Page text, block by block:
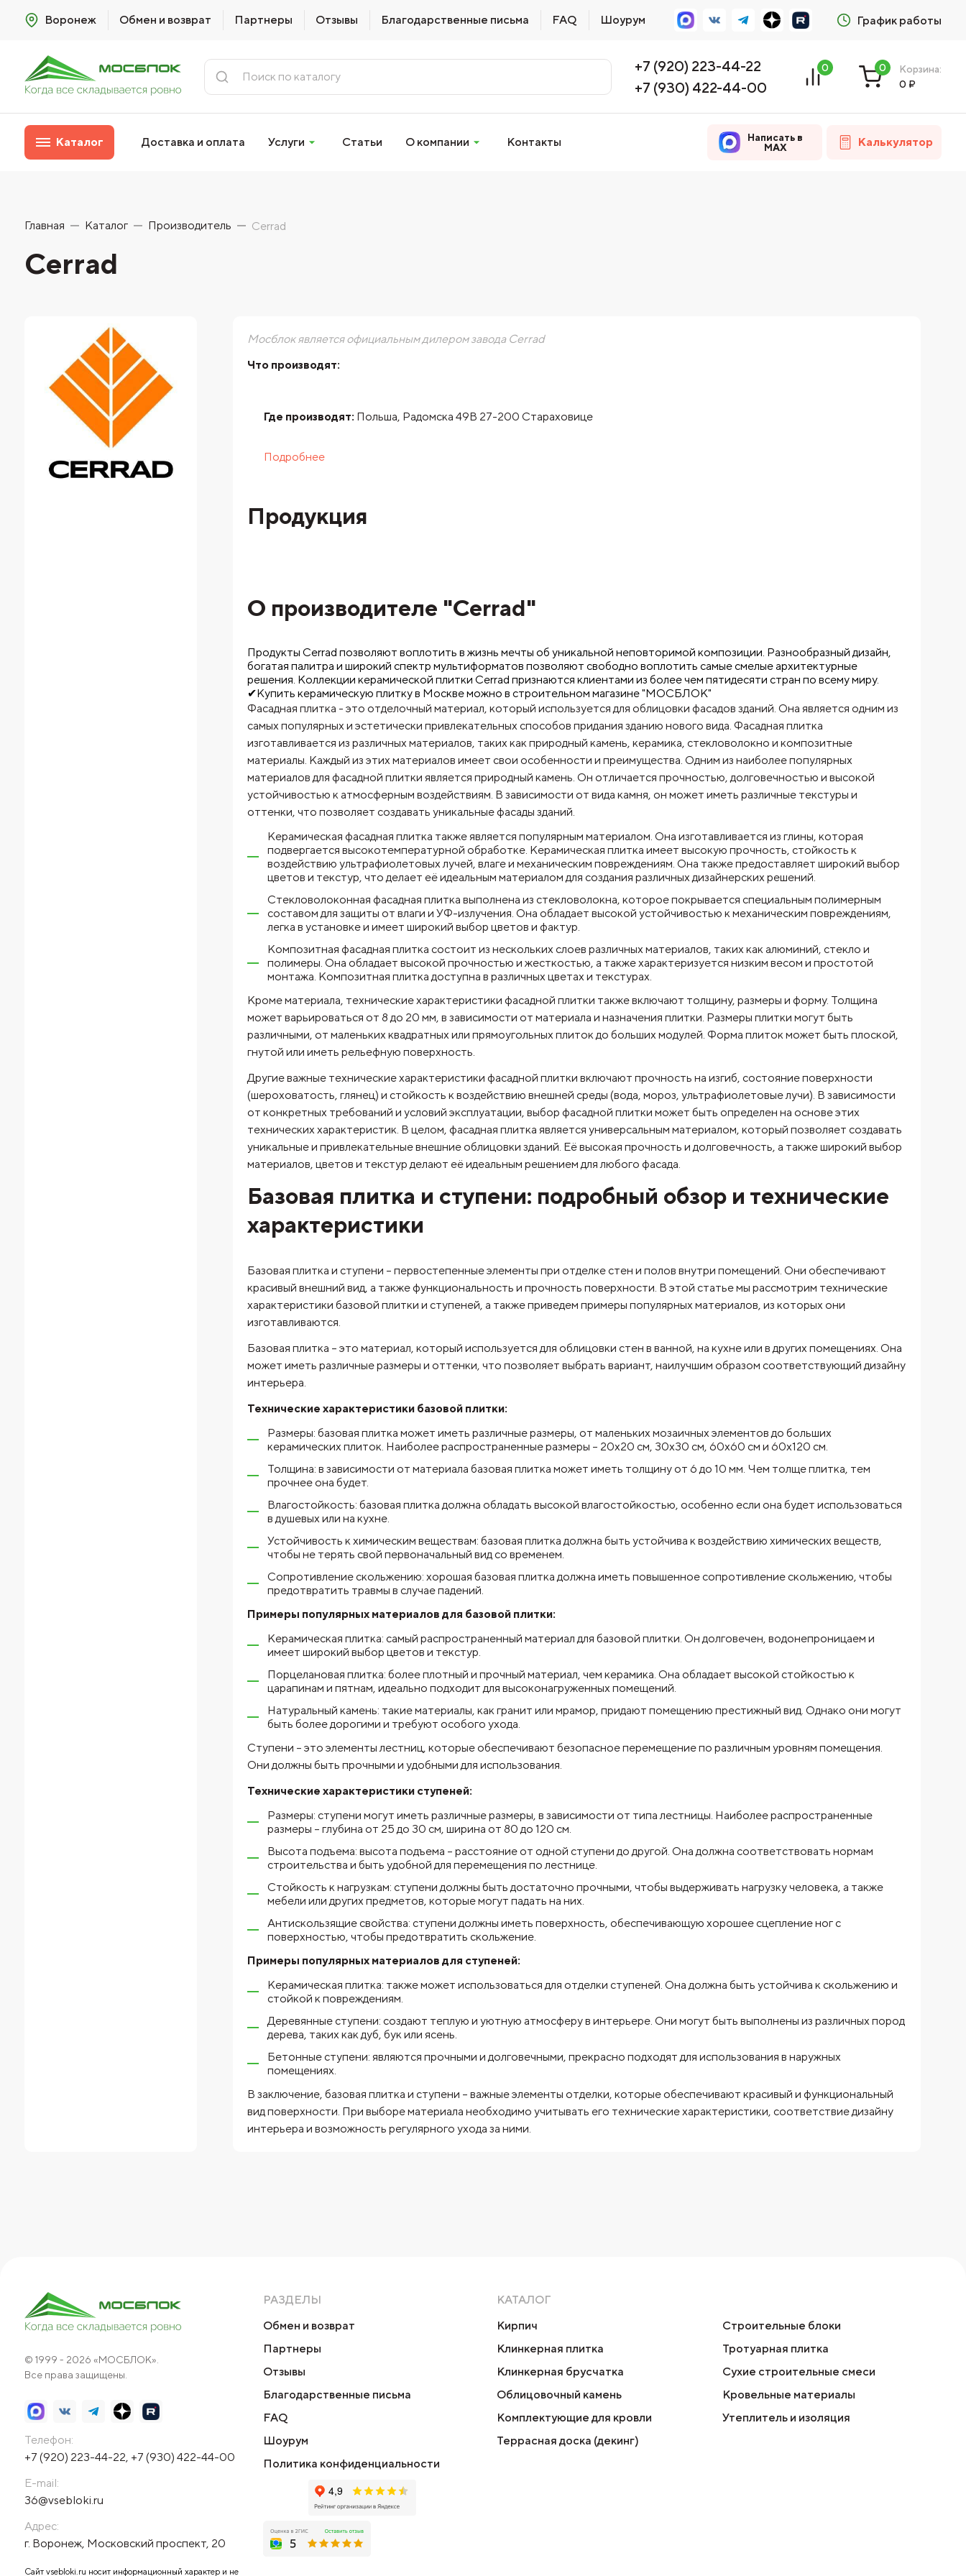
Воронеж Обмен и возврат Партнеры Отзывы Благодарственные письма FAQ Шоурум График работы
+7 (920) 223-44-22
+7 (930) 422-44-00
0 0
Корзина:
0 ₽
Каталог Доставка и оплата Услуги Статьи О компании Контакты
Написать в
MAX
Калькулятор
Главная Каталог Производитель Cerrad
Cerrad
Мосблок является официальным дилером завода Cerrad
Что производят:
Где производят: Польша, Радомска 49B 27-200 Стараховице
Подробнее
Продукция
О производителе "Cerrad"
Продукты Cerrad позволяют воплотить в жизнь мечты об уникальной неповторимой композиции. Разнообразный дизайн,
богатая палитра и широкий спектр мультиформатов позволяют свободно воплотить самые смелые архитектурные
решения. Коллекции керамической плитки Cerrad признаются клиентами из более чем пятидесяти стран по всему миру.
✔Купить керамическую плитку в Москве можно в строительном магазине "МОСБЛОК"
Фасадная плитка - это отделочный материал, который используется для облицовки фасадов зданий. Она является одним из
самых популярных и эстетически привлекательных способов придания зданию нового вида. Фасадная плитка
изготавливается из различных материалов, таких как природный камень, керамика, стекловолокно и композитные
материалы. Каждый из этих материалов имеет свои особенности и преимущества. Одним из наиболее популярных
материалов для фасадной плитки является природный камень. Он отличается прочностью, долговечностью и высокой
устойчивостью к атмосферным воздействиям. В зависимости от вида камня, он может иметь различные текстуры и
оттенки, что позволяет создавать уникальные фасады зданий.
Керамическая фасадная плитка также является популярным материалом. Она изготавливается из глины, которая
подвергается высокотемпературной обработке. Керамическая плитка имеет высокую прочность, стойкость к
воздействию ультрафиолетовых лучей, влаге и механическим повреждениям. Она также предоставляет широкий выбор
цветов и текстур, что делает её идеальным материалом для создания различных дизайнерских решений.
Стекловолоконная фасадная плитка выполнена из стекловолокна, которое покрывается специальным полимерным
составом для защиты от влаги и УФ-излучения. Она обладает высокой устойчивостью к механическим повреждениям,
легка в установке и имеет широкий выбор цветов и фактур.
Композитная фасадная плитка состоит из нескольких слоев различных материалов, таких как алюминий, стекло и
полимеры. Она обладает высокой прочностью и жесткостью, а также характеризуется низким весом и простотой
монтажа. Композитная плитка доступна в различных цветах и текстурах.
Кроме материала, технические характеристики фасадной плитки также включают толщину, размеры и форму. Толщина
может варьироваться от 8 до 20 мм, в зависимости от материала и назначения плитки. Размеры плитки могут быть
различными, от маленьких квадратных или прямоугольных плиток до больших модулей. Форма плиток может быть плоской,
гнутой или иметь рельефную поверхность.
Другие важные технические характеристики фасадной плитки включают прочность на изгиб, состояние поверхности
(шероховатость, глянец) и стойкость к воздействию внешней среды (вода, мороз, ультрафиолетовые лучи). В зависимости
от конкретных требований и условий эксплуатации, выбор фасадной плитки может быть определен на основе этих
технических характеристик. В целом, фасадная плитка является универсальным материалом, который позволяет создавать
уникальные и привлекательные внешние облицовки зданий. Её высокая прочность и долговечность, а также широкий выбор
материалов, цветов и текстур делают её идеальным решением для любого фасада.
Базовая плитка и ступени: подробный обзор и технические
характеристики
Базовая плитка и ступени – первостепенные элементы при отделке стен и полов внутри помещений. Они обеспечивают
красивый внешний вид, а также функциональность и прочность поверхности. В этой статье мы рассмотрим технические
характеристики базовой плитки и ступеней, а также приведем примеры популярных материалов, из которых они
изготавливаются.
Базовая плитка – это материал, который используется для облицовки стен в ванной, на кухне или в других помещениях. Она
может иметь различные размеры и оттенки, что позволяет выбрать вариант, наилучшим образом соответствующий дизайну
интерьера.
Технические характеристики базовой плитки:
Размеры: базовая плитка может иметь различные размеры, от маленьких мозаичных элементов до больших
керамических плиток. Наиболее распространенные размеры – 20x20 см, 30x30 см, 60x60 см и 60x120 см.
Толщина: в зависимости от материала базовая плитка может иметь толщину от 6 до 10 мм. Чем толще плитка, тем
прочнее она будет.
Влагостойкость: базовая плитка должна обладать высокой влагостойкостью, особенно если она будет использоваться
в душевых или на кухне.
Устойчивость к химическим веществам: базовая плитка должна быть устойчива к воздействию химических веществ,
чтобы не терять свой первоначальный вид со временем.
Сопротивление скольжению: хорошая базовая плитка должна иметь повышенное сопротивление скольжению, чтобы
предотвратить травмы в случае падений.
Примеры популярных материалов для базовой плитки:
Керамическая плитка: самый распространенный материал для базовой плитки. Он долговечен, водонепроницаем и
имеет широкий выбор цветов и текстур.
Порцелановая плитка: более плотный и прочный материал, чем керамика. Она обладает высокой стойкостью к
царапинам и пятнам, идеально подходит для высоконагруженных помещений.
Натуральный камень: такие материалы, как гранит или мрамор, придают помещению престижный вид. Однако они могут
быть более дорогими и требуют особого ухода.
Ступени – это элементы лестниц, которые обеспечивают безопасное перемещение по различным уровням помещения.
Они должны быть прочными и удобными для использования.
Технические характеристики ступеней:
Размеры: ступени могут иметь различные размеры, в зависимости от типа лестницы. Наиболее распространенные
размеры – глубина от 25 до 30 см, ширина от 80 до 120 см.
Высота подъема: высота подъема – расстояние от одной ступени до другой. Она должна соответствовать нормам
строительства и быть удобной для перемещения по лестнице.
Стойкость к нагрузкам: ступени должны быть достаточно прочными, чтобы выдерживать нагрузку человека, а также
мебели или других предметов, которые могут падать на них.
Антискользящие свойства: ступени должны иметь поверхность, обеспечивающую хорошее сцепление ног с
поверхностью, чтобы предотвратить скольжение.
Примеры популярных материалов для ступеней:
Керамическая плитка: также может использоваться для отделки ступеней. Она должна быть устойчива к скольжению и
стойкой к повреждениям.
Деревянные ступени: создают теплую и уютную атмосферу в интерьере. Они могут быть выполнены из различных пород
дерева, таких как дуб, бук или ясень.
Бетонные ступени: являются прочными и долговечными, прекрасно подходят для использования в наружных
помещениях.
В заключение, базовая плитка и ступени – важные элементы отделки, которые обеспечивают красивый и функциональный
вид поверхности. При выборе материала необходимо учитывать его технические характеристики, соответствие дизайну
интерьера и возможность регулярного ухода за ними.
© 1999 - 2026 «МОСБЛОК».
Все права защищены.
Телефон:
+7 (920) 223-44-22, +7 (930) 422-44-00
E-mail:
36@vsebloki.ru
Адрес:
г. Воронеж, Московский проспект, 20
Сайт vsebloki.ru носит информационный характер и не
РАЗДЕЛЫ
Обмен и возврат
Партнеры
Отзывы
Благодарственные письма
FAQ
Шоурум
Политика конфиденциальности
КАТАЛОГ
Кирпич
Строительные блоки
Клинкерная плитка
Тротуарная плитка
Клинкерная брусчатка
Сухие строительные смеси
Облицовочный камень
Кровельные материалы
Комплектующие для кровли
Утеплитель и изоляция
Террасная доска (декинг)